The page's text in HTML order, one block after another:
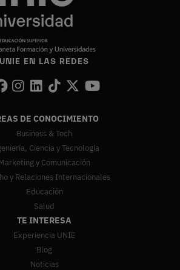
UNIE EN LAS REDES
DE CONOCIMIENTO
Business & Tech
Ciencia y Tecnología
y Comunicación
y Relaciones Internacionales
Educación
Salud
TE INTERESA
Experiencia UNIE
Blog
Noticias